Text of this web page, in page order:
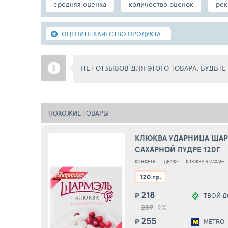
средняя оценка количество оценок
ОЦЕНИТЬ КАЧЕСТВО ПРОДУКТА
НЕТ ОТЗЫВОВ ДЛЯ ЭТОГО ТОВАРА,
ПОХОЖИЕ ТОВАРЫ
КЛЮКВА УДАРНИЦА
САХАРНОЙ ПУДРЕ 120Г
КОНФЕТЫ ДРАЖЕ КЛЮКВА В САХАРЕ
120 гр.
₽ 218
239 9%
ТВОЙ
₽ 255 METRO